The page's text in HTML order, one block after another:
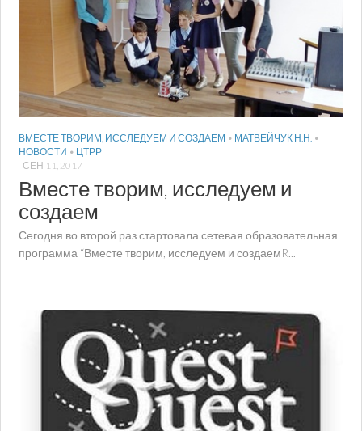
ВМЕСТЕ ТВОРИМ, ИССЛЕДУЕМ И СОЗДАЕМ • МАТВЕЙЧУК Н.Н. •
НОВОСТИ • ЦТРР
СЕН 11, 2017
Вместе творим, исследуем и
создаем
Сегодня во второй раз стартовала сетевая образовательная
программа “Вместе творим, исследуем и создаемR...